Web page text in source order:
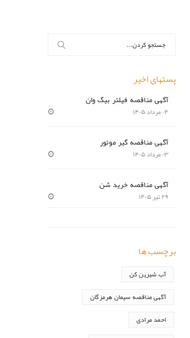
برای:
پستهای اخیر
آگهی مناقصه فیلتر بیگ وان
۰۴ مرداد ۱۴۰۵
آگهی مناقصه گیر موتور
۰۳ مرداد ۱۴۰۵
آگهی مناقصه خرید شن
۲۹ تیر ۱۴۰۵
برچسب ها
آب شیرین کن
آگهی مناقصه سیمان هرمزگان
احمد مرادی